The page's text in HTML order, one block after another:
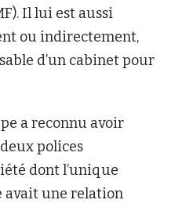
Il lui est aussi
ou indirectement,
d’un cabinet pour
a reconnu avoir
polices
dont l’unique
une relation